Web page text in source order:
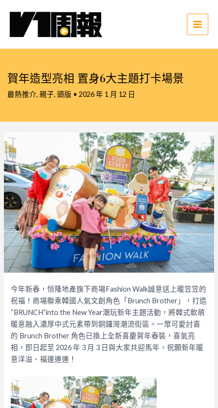
Main
賀年造型亮相 置身6大主題打卡場景
最熱推介, 親子, 頭版 • 2026 年 1 月 12 日
今年新春，恒隆地產旗下商場Fashion Walk誠意送上暖笠笠的
祝福！商場聯乘韓國人氣文創角色「Brunch Brother」，打造
“BRUNCH”into the New Year潮玩新年主題活動，將韓式軟萌
暖意融入濃厚中式元素帶到銅鑼灣潮流街區。一眾可愛討喜
的 Brunch Brother 角色已換上全新喜慶賀年春裝，喜氣亮
相，即日起至 2026 年 3 月 3 日與大家共迎馬年，祝願新年暖
意洋溢、福運連連！